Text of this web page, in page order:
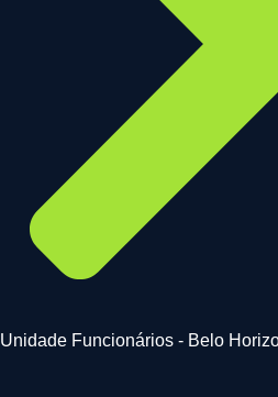
Unidade Funcionários - Belo